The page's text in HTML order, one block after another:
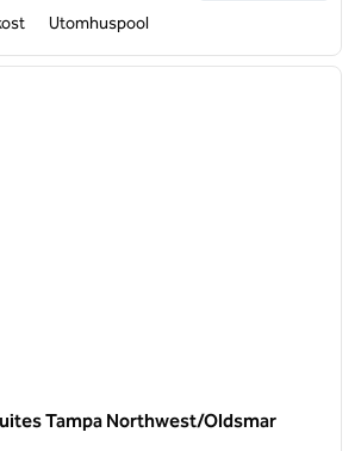
Utomhuspool
nästa
Tampa Northwest/Oldsmar